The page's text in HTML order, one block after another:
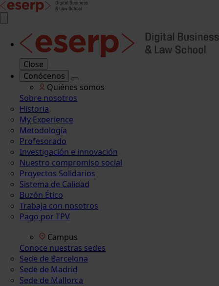
Close
Conócenos
Quiénes somos
Sobre nosotros
Historia
My Experience
Metodología
Profesorado
Investigación e innovación
Nuestro compromiso social
Proyectos Solidarios
Sistema de Calidad
Buzón Ético
Trabaja con nosotros
Pago por TPV
Campus
Conoce nuestras sedes
Sede de Barcelona
Sede de Madrid
Sede de Mallorca